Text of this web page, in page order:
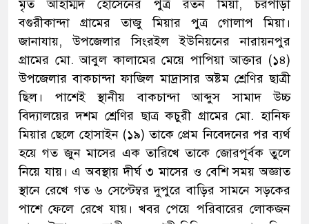
মৃত আহাম্মদ হোসেনের পুত্র রতন মিয়া, চরপাড়া
বগুরীকান্দা গ্রামের তাজু মিয়ার পুত্র গোলাপ মিয়া।
জানাযায়, উপজেলার সিংরইল ইউনিয়নের নারায়নপুর
গ্রামের মো. আবুল কালামের মেয়ে পাপিয়া আক্তার (১৪)
উপজেলার বাকচান্দা ফাজিল মাদ্রাসার অষ্টম শ্রেণির ছাত্রী
ছিল। পাশেই স্থানীয় বাকচান্দা আব্দুস সামাদ উচ্চ
বিদ্যালয়ের দশম শ্রেণির ছাত্র কচুরী গ্রামের মো. হানিফ
মিয়ার ছেলে হোসাইন (১৯) তাকে প্রেম নিবেদনের পর ব্যর্থ
হয়ে গত জুন মাসের এক তারিখে তাকে জোরপূর্বক তুলে
নিয়ে যায়। এ অবস্থায় দীর্ঘ ৩ মাসের ও বেশি সময় অজ্ঞাত
স্থানে রেখে গত ৬ সেপ্টেম্বর দুপুরে বাড়ির সামনে সড়কের
পাশে ফেলে রেখে যায়। খবর পেয়ে পরিবারের লোকজন